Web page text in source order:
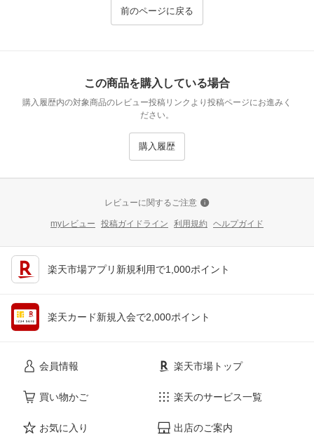
前のページに戻る
この商品を購入している場合
購入履歴内の対象商品のレビュー投稿リンクより投稿ページにお進みく
ださい。
購入履歴
レビューに関するご注意
myレビュー 投稿ガイドライン 利用規約 ヘルプガイド
楽天市場アプリ新規利用で1,000ポイント
楽天カード新規入会で2,000ポイント
会員情報
買い物かご
お気に入り
楽天市場トップ
楽天のサービス一覧
出店のご案内